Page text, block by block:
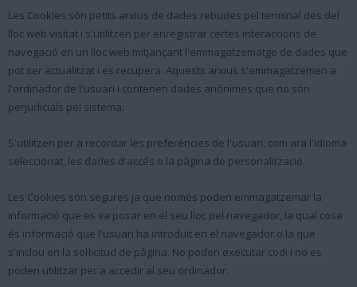
Les Cookies són petits arxius de dades rebudes pel terminal des del
lloc web visitat i s'utilitzen per enregistrar certes interaccions de
navegació en un lloc web mitjançant l'emmagatzematge de dades que
pot ser actualitzat i es recupera. Aquests arxius s'emmagatzemen a
l'ordinador de l'usuari i contenen dades anònimes que no són
perjudicials pel sistema.
S'utilitzen per a recordar les preferències de l'usuari, com ara l'idioma
seleccionat, les dades d'accés o la pàgina de personalització.
Les Cookies són segures ja que només poden emmagatzemar la
informació que es va posar en el seu lloc pel navegador, la qual cosa
és informació que l'usuari ha introduït en el navegador o la que
s'inclou en la sol·licitud de pàgina. No poden executar codi i no es
poden utilitzar per a accedir al seu ordinador.